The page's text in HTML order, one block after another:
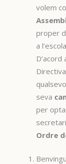
volem
proper
a
seva
per
Ordre